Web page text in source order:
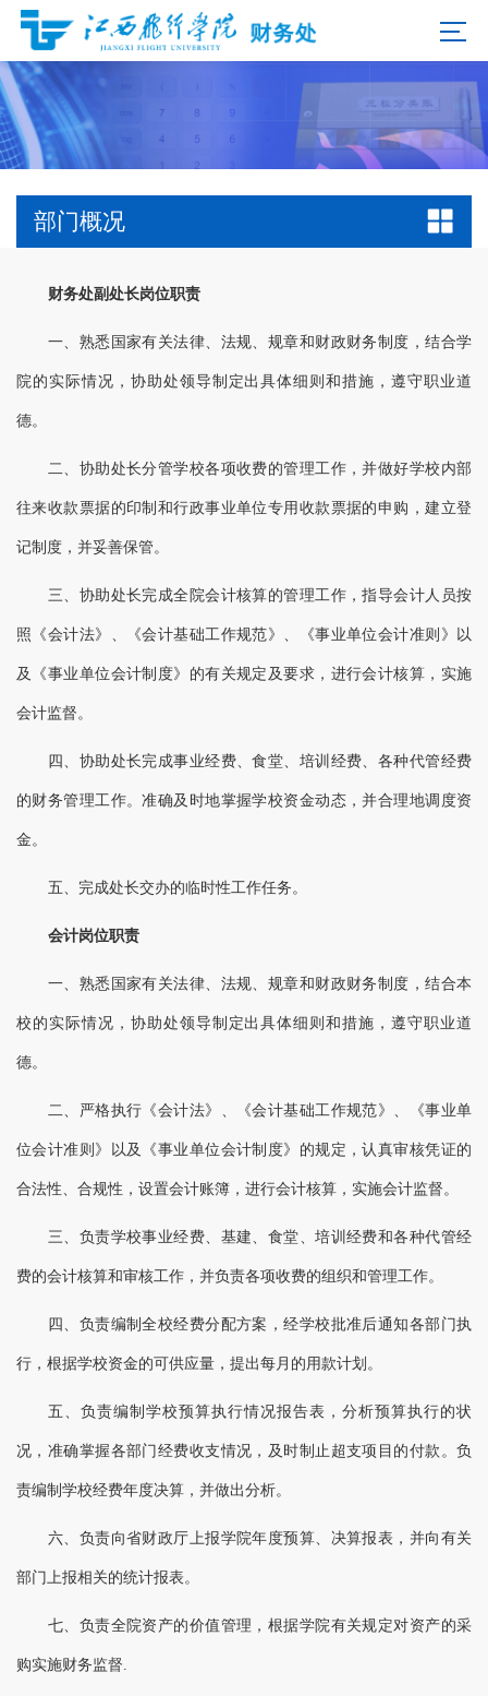
部门概况
财务处副处长岗位职责
一、熟悉国家有关法律、法规、规章和财政财务制度，结合学
院的实际情况，协助处领导制定出具体细则和措施，遵守职业道
德。
二、协助处长分管学校各项收费的管理工作，并做好学校内部
往来收款票据的印制和行政事业单位专用收款票据的申购，建立登
记制度，并妥善保管。
三、协助处长完成全院会计核算的管理工作，指导会计人员按
照《会计法》、《会计基础工作规范》、《事业单位会计准则》以
及《事业单位会计制度》的有关规定及要求，进行会计核算，实施
会计监督。
四、协助处长完成事业经费、食堂、培训经费、各种代管经费
的财务管理工作。准确及时地掌握学校资金动态，并合理地调度资
金。
五、完成处长交办的临时性工作任务。
会计岗位职责
一、熟悉国家有关法律、法规、规章和财政财务制度，结合本
校的实际情况，协助处领导制定出具体细则和措施，遵守职业道
德。
二、严格执行《会计法》、《会计基础工作规范》、《事业单
位会计准则》以及《事业单位会计制度》的规定，认真审核凭证的
合法性、合规性，设置会计账簿，进行会计核算，实施会计监督。
三、负责学校事业经费、基建、食堂、培训经费和各种代管经
费的会计核算和审核工作，并负责各项收费的组织和管理工作。
四、负责编制全校经费分配方案，经学校批准后通知各部门执
行，根据学校资金的可供应量，提出每月的用款计划。
五、负责编制学校预算执行情况报告表，分析预算执行的状
况，准确掌握各部门经费收支情况，及时制止超支项目的付款。负
责编制学校经费年度决算，并做出分析。
六、负责向省财政厅上报学院年度预算、决算报表，并向有关
部门上报相关的统计报表。
七、负责全院资产的价值管理，根据学院有关规定对资产的采
购实施财务监督.